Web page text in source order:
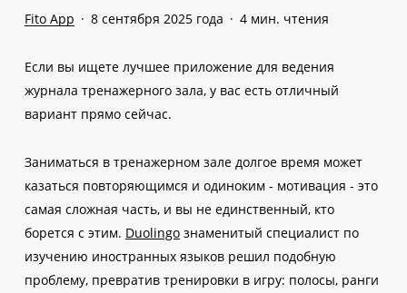
Fito App 8 сентября 2025 года 4 мин. чтения
Если вы ищете лучшее приложение для ведения
журнала тренажерного зала, у вас есть отличный
вариант прямо сейчас.
Заниматься в тренажерном зале долгое время может
казаться повторяющимся и одиноким - мотивация - это
самая сложная часть, и вы не единственный, кто
борется с этим. Duolingoзнаменитый специалист по
изучению иностранных языков решил подобную
проблему, превратив тренировки в игру: полосы, ранги